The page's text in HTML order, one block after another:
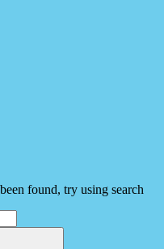
found, try using search